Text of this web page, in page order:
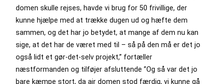
domen skulle rejses, havde vi brug for 50 frivillige, der
kunne hjælpe med at trække dugen ud og hæfte dem
sammen, og det har jo betydet, at mange af dem nu kan
sige, at det har de været med til – så på den må er det jo
også lidt et gør-det-selv projekt,” fortæller
næstformanden og tilføjer afsluttende ”Og så var det jo
bare kæmpe stort, da air domen stod færdig, vi kunne gå